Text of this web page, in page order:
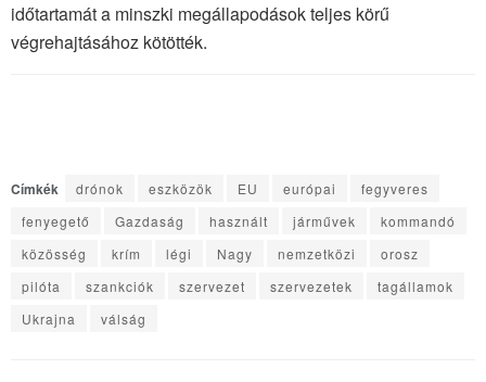
időtartamát a minszki megállapodások teljes körű
végrehajtásához kötötték.
Címkék drónok eszközök EU európai
fegyveres
fenyegető
Gazdaság használt járművek
kommandó
közösség
krím légi Nagy nemzetközi
orosz
pilóta
szankciók szervezet szervezetek
tagállamok
Ukrajna
válság